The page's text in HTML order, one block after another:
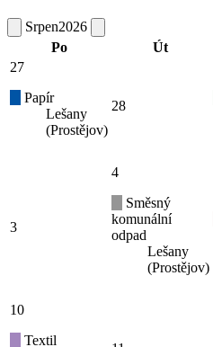
Srpen2026
Po
Út
27
Papír
Lešany
(Prostějov)
28
3
4
Směsný
komunální
odpad
Lešany
(Prostějov)
10
Textil